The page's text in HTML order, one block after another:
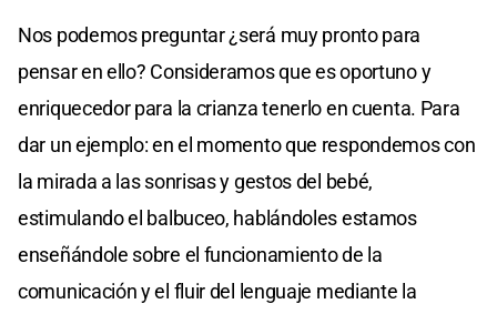
Nos podemos preguntar ¿será muy pronto para
pensar en ello? Consideramos que es oportuno y
enriquecedor para la crianza tenerlo en cuenta. Para
dar un ejemplo: en el momento que respondemos con
la mirada a las sonrisas y gestos del bebé,
estimulando el balbuceo, hablándoles estamos
enseñándole sobre el funcionamiento de la
comunicación y el fluir del lenguaje mediante la